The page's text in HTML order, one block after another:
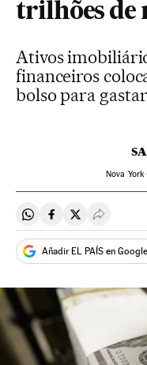
trilhões de
Ativos
financeiros
bolso para gastar
Nova
Compartir en
Compartir en
Compartir en
Añadir EL PAÍS en Google